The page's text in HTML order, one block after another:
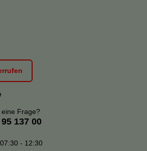
Frage?
137 00
07:30 - 12:30